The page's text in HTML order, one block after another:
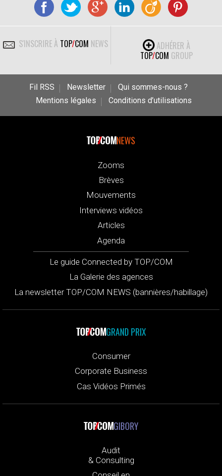
S'INSCRIRE À TOP/COM NEWS
ADHÉRER À
TOP/COM GROUP
Fil RSS Newsletter
Qui sommes-nous ?
Mentions légales
Conditions d’utilisations
NEWS
Zooms
Brèves
Mouvements
Interviews vidéos
Articles
Agenda
Le guide Connected by TOP/COM
La Galerie des agences
La newsletter TOP/COM NEWS (bannières/habillage)
GRAND PRIX
Consumer
Corporate Business
Cas Vidéos Primés
GIBORY
Audit
& Consulting